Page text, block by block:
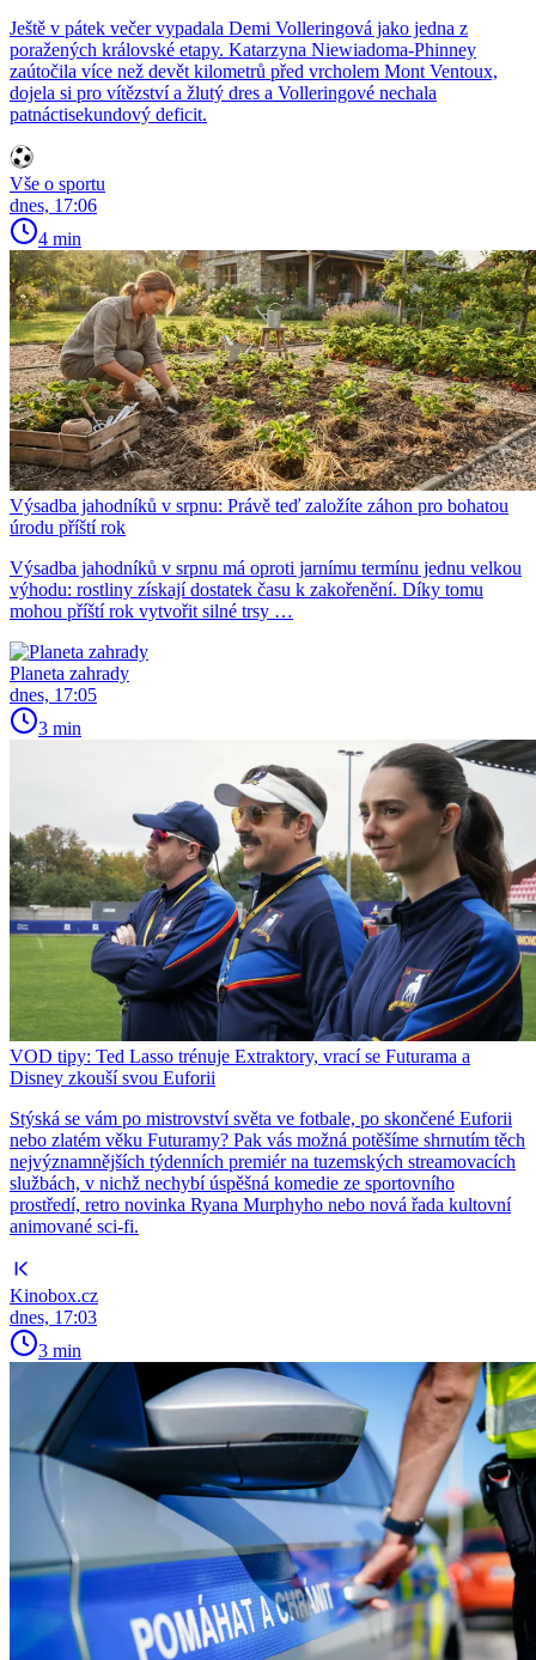
Ještě v pátek večer vypadala Demi Volleringová jako jedna z
poražených královské etapy. Katarzyna Niewiadoma-Phinney
zaútočila více než devět kilometrů před vrcholem Mont Ventoux,
dojela si pro vítězství a žlutý dres a Volleringové nechala
patnáctisekundový deficit.
Vše o sportu
dnes, 17:06
4 min
Výsadba jahodníků v srpnu: Právě teď založíte záhon pro bohatou
úrodu příští rok
Výsadba jahodníků v srpnu má oproti jarnímu termínu jednu velkou
výhodu: rostliny získají dostatek času k zakořenění. Díky tomu
mohou příští rok vytvořit silné trsy …
Planeta zahrady
dnes, 17:05
3 min
VOD tipy: Ted Lasso trénuje Extraktory, vrací se Futurama a
Disney zkouší svou Euforii
Stýská se vám po mistrovství světa ve fotbale, po skončené Euforii
nebo zlatém věku Futuramy? Pak vás možná potěšíme shrnutím těch
nejvýznamnějších týdenních premiér na tuzemských streamovacích
službách, v nichž nechybí úspěšná komedie ze sportovního
prostředí, retro novinka Ryana Murphyho nebo nová řada kultovní
animované sci-fi.
Kinobox.cz
dnes, 17:03
3 min